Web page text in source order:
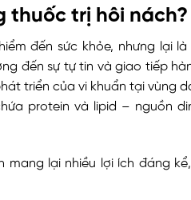
thuốc trị hôi nách?
đến sức khỏe, nhưng lại
đến sự tự tin và giao tiếp
triển của vi khuẩn tại vùng
protein và lipid – nguồn
mang lại nhiều lợi ích đáng